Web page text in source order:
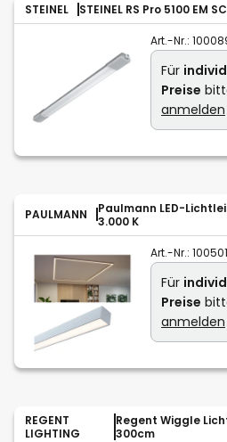
STEINEL STEINEL RS Pro 5100
Art.-Nr.:
Für
Preise
anmelden
PAULMANN
Paulmann LED-
3.000 K
Art.-Nr.:
Für
Preise
anmelden
REGENT
LIGHTING
Regent Wiggle
300cm